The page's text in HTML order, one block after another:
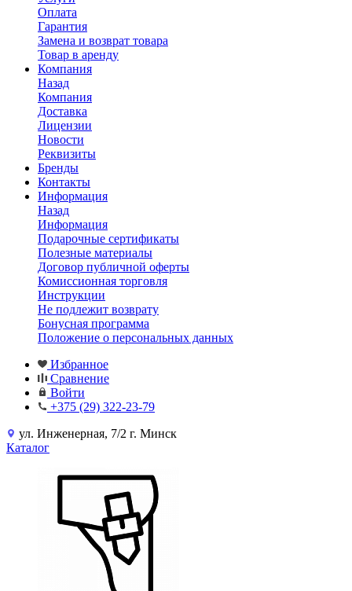
Оплата
Гарантия
Замена и возврат товара
Товар в аренду
Компания
Назад
Компания
Доставка
Лицензии
Новости
Реквизиты
Бренды
Контакты
Информация
Назад
Информация
Подарочные сертификаты
Полезные материалы
Договор публичной оферты
Комиссионная торговля
Инструкции
Не подлежит возврату
Бонусная программа
Положение о персональных данных
Избранное
Сравнение
Войти
+375 (29) 322-23-79
ул. Инженерная, 7/2 г. Минск
Каталог